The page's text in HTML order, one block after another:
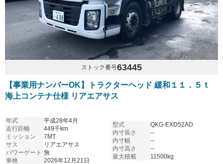
ストック番号63445
【事業用ナンバーOK】トラクターヘッド 緩和１１．５ｔ
海上コンテナ仕様 リアエアサス
年式
平成28年4月
走行距離
449千km
ミッション
7MT
サス
リアエアサス
パワーゲート 無
車検
2026年12月21日
型式
QKG-EXD52AD
内寸長さ
--
内寸幅
--
内寸高さ
--
最大積載
11500kg